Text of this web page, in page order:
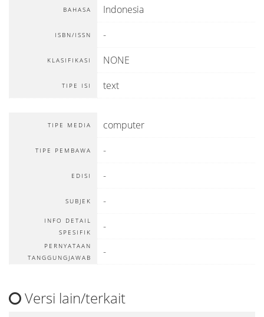
BAHASA Indonesia
ISBN/ISSN -
KLASIFIKASI NONE
TIPE ISI text
TIPE MEDIA computer
TIPE PEMBAWA -
EDISI -
SUBJEK -
INFO DETAIL
SPESIFIK
-
PERNYATAAN
TANGGUNGJAWAB
-
Versi lain/terkait